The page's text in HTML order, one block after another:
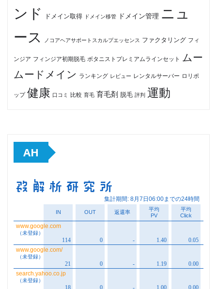
ンド
ドメイン取得 ドメイン移管 ドメイン管理 ニュ
ース
ノコアヘアサポートスカルプエッセンス ファクタリング フィ
ンジア フィンジア初期脱毛 ボタニストプレミアムラインセット ムー
ムードメイン ランキング レビュー レンタルサーバー ロリポ
ップ 健康 口コミ 比較 育毛 育毛剤 脱毛 評判 運動
AH